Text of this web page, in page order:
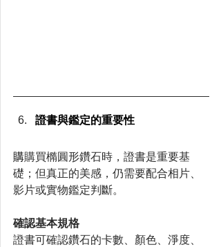
證書與鑑定的重要性
購購買橢圓形鑽石時，證書是重要基
礎；但真正的美感，仍需要配合相片、
影片或實物鑑定判斷。
確認基本規格
證書可確認鑽石的卡數、顏色、淨度、